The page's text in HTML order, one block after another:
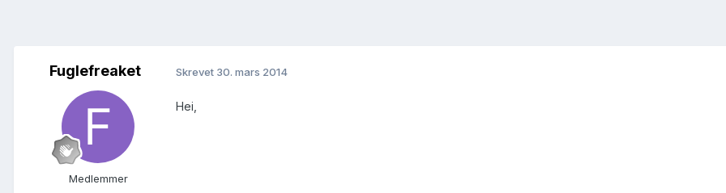
Fuglefreaket
Medlemmer
Skrevet 30. mars 2014
Hei,